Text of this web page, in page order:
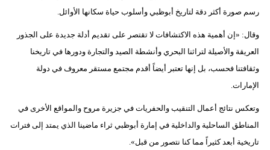
رسم صورة أكثر دقة لتاريخ أبوظبي وأسلوب حياة سكانها الأوائل.
وقال: «إن أهمية هذه الاكتشافات لا تقتصر على تقديم أدلة جديدة على الجذور
العريقة والأصيلة لتراثنا البحري وأنشطة الصيد والتجارة ودورها في تاريخنا
وثقافتنا فحسب، بل إنها تعتبر أيضاً أقدم مجتمع مستقر معروف في دولة
الإمارات.
وتعكس نتائج أعمال التنقيب والحفريات في جزيرة مروح والمواقع الأخرى في
المناطق الساحلية والداخلية في إمارة أبوظبي ثراء ماضينا الذي يمتد إلى فترات
تاريخية أبعد كثيراً مما كنا نتصور من قبل».